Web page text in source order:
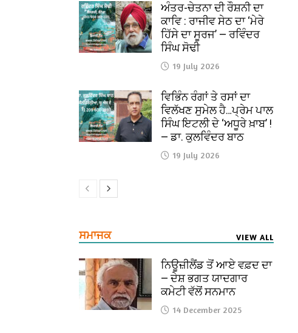
ਅੰਤਰ-ਚੇਤਨਾ ਦੀ ਰੌਸ਼ਨੀ ਦਾ
ਕਾਵਿ : ਰਾਜੀਵ ਸੇਠ ਦਾ ‘ਮੇਰੇ
ਹਿੱਸੇ ਦਾ ਸੂਰਜ’ — ਰਵਿੰਦਰ
ਸਿੰਘ ਸੋਢੀ
19 July 2026
ਵਿਭਿੰਨ ਰੰਗਾਂ ਤੇ ਰਸਾਂ ਦਾ
ਵਿਲੱਖਣ ਸੁਮੇਲ ਹੈ…ਪ੍ਰੇਮ ਪਾਲ
ਸਿੰਘ ਇਟਲੀ ਦੇ ‘ਅਧੂਰੇ ਖ਼ਾਬ’ !
— ਡਾ. ਕੁਲਵਿੰਦਰ ਬਾਠ
19 July 2026
ਸਮਾਜਕ VIEW ALL
ਨਿਊਜ਼ੀਲੈਂਡ ਤੋਂ ਆਏ ਵਫ਼ਦ ਦਾ
— ਦੇਸ਼ ਭਗਤ ਯਾਦਗਾਰ
ਕਮੇਟੀ ਵੱਲੋਂ ਸਨਮਾਨ
14 December 2025